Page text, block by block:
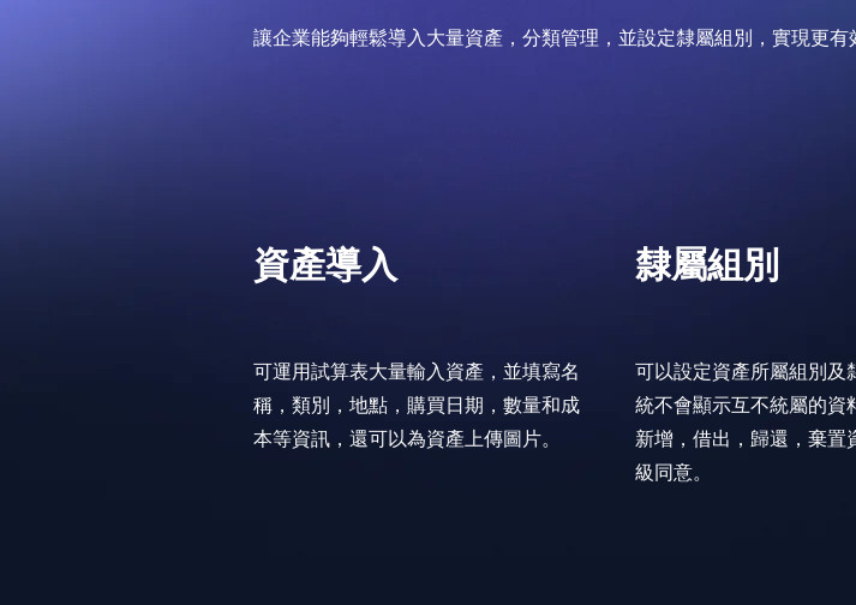
讓企業能夠輕鬆導入大量資產，分類管理，並設定隸屬組別，實現更有
資產導入
可運用試算表大量輸入資產，並填寫名
稱，類別，地點，購買日期，數量和成
本等資訊， 還可以為資產上傳圖片。
隸屬組別
可以設定資產所屬組別及
統不會顯示互不統屬的資
新增，借出，歸還，棄置
級同意。